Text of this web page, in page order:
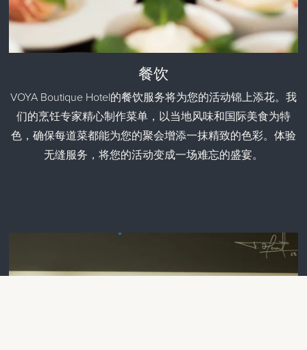
餐饮
VOYA Boutique Hotel的餐饮服务将为您的活动锦上添花。我
们的烹饪专家精心制作菜单，以当地风味和国际美食为特
色，确保每道菜都能为您的聚会增添一抹精致的色彩。体验
无缝服务，将您的活动变成一场难忘的盛宴。